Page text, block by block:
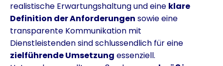
realistische Erwartungshaltung und eine klare
Definition der Anforderungen sowie eine
transparente Kommunikation mit
Dienstleistenden sind schlussendlich für eine
zielführende Umsetzung essenziell.